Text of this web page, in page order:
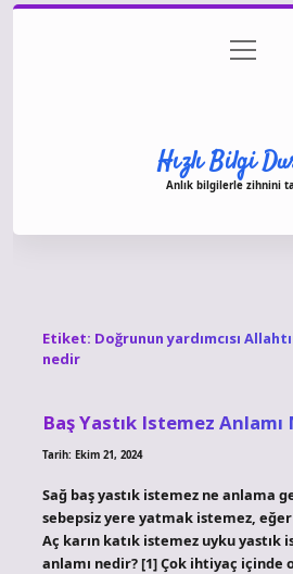
Gizlilik Politikası
menüyü
aç
Hızlı Bilgi
Anlık bilgilerle zihnini
Etiket: Doğrunun yardımcısı
nedir
Baş Yastık Istemez Anlamı
Tarih: Ekim 21, 2024
Sağ baş yastık istemez ne anlama
sebepsiz yere yatmak istemez, eğer
Aç karın katık istemez uyku yastık
anlamı nedir? [1] Çok ihtiyaç içinde